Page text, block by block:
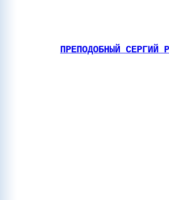
ПРЕПОДОБНЫЙ СЕРГИЙ